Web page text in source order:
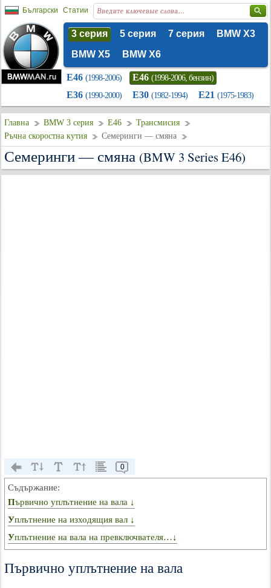
Български Статии
3 серия 5 серия 7 серия
BMW X3
BMW X5
BMW X6
E46 (1998-2006) E46 (1998-2006, бензин)
E36 (1990-2000) E30 (1982-1994) E21 (1975-1983)
Главна BMW 3 серия E46
Трансмисия
Ръчна скоростна кутия
Семеринги — смяна
Семеринги — смяна (BMW 3 Series E46)
0
Съдържание:
Първично уплътнение на вала ↓
Уплътнение на изходящия вал ↓
Уплътнение на вала на превключвателя…↓
Първично уплътнение на вала